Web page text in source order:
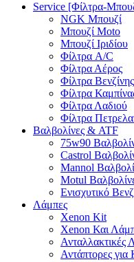
Service [Φίλτρα-
NGK Μπουζί
Μπουζί Moto
Μπουζί Ιριδίου
Φίλτρα A/C
Φίλτρα Αέρος
Φίλτρα Βενζίνης
Φίλτρα
Φίλτρα Λαδιού
Φίλτρα
Βαλβολίνες & ATF
75w90
Castrol
Mannol
Motul
Ενισχυτικό
Λάμπες
Xenon Kit
Xenon Και
Ανταλλακτικές
Αντάπτορες